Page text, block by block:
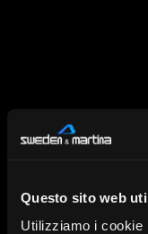
Questo sito web
Utilizziamo i cookie